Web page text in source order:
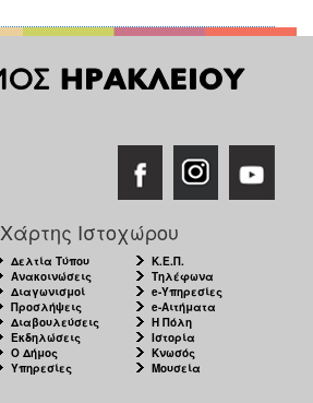
Χάρτης Ιστοχώρου
Δελτία Τύπου
Ανακοινώσεις
Διαγωνισμοί
Προσλήψεις
Διαβουλεύσεις
Εκδηλώσεις
Ο Δήμος
Υπηρεσίες
Κ.Ε.Π.
Τηλέφωνα
e-Υπηρεσίες
e-Αιτήματα
Η Πόλη
Ιστορία
Κνωσός
Μουσεία